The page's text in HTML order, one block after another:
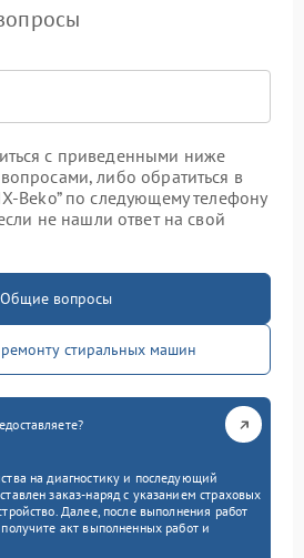
с приведенными ниже
либо обратиться в
Beko” по следующему телефону
не нашли ответ на свой
Общие вопросы
стиральных машин
на диагностику и последующий
заказ-наряд с указанием страховых
Далее, после выполнения работ
акт выполненных работ и